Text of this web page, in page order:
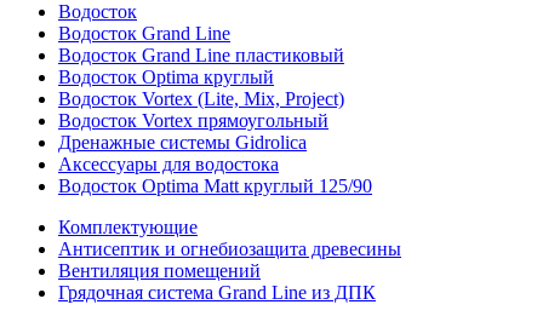
Водосток
Водосток Grand Line
Водосток Grand Line пластиковый
Водосток Optima круглый
Водосток Vortex (Lite, Mix, Project)
Водосток Vortex прямоугольный
Дренажные системы Gidrolica
Аксессуары для водостока
Водосток Optima Matt круглый 125/90
Комплектующие
Антисептик и огнебиозащита древесины
Вентиляция помещений
Грядочная система Grand Line из ДПК